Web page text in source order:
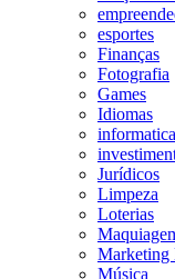
esportes
Finanças
Fotografia
Games
Idiomas
informatica
Jurídicos
Limpeza
Loterias
Marketing
Música